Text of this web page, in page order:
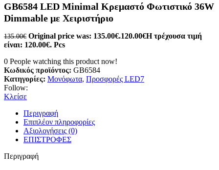
GB6584 LED Minimal Κρεμαστό Φωτιστικό 36W
Dimmable με Χειριστήριο
135.00€ Original price was: 135.00€.120.00€Η τρέχουσα τιμή
είναι: 120.00€. Pcs
0 People watching this product now!
Κωδικός προϊόντος: GB6584
Κατηγορίες: Μονόφωτα, Προσφορές LED7
Follow:
Κλείσε
Περιγραφή
Επιπλέον πληροφορίες
Αξιολογήσεις (0)
ΕΠΙΣΤΡΟΦΕΣ
Περιγραφή